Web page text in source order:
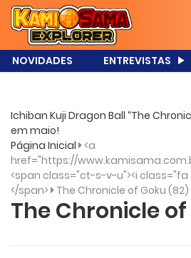
NOVIDADES ENTREVISTAS
Ichiban Kuji Dragon Ball “The
em maio!
Página Inicial <a
href="https://
<span class="ct-s-v-u"><i
</span> The Chronicle of Goku (82)
The Chronicle